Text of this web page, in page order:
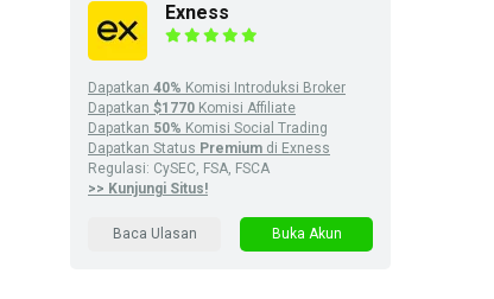
Exness
Dapatkan 40% Komisi Introduksi Broker
Dapatkan $1770 Komisi Affiliate
Dapatkan 50% Komisi Social Trading
Dapatkan Status Premium di Exness
Regulasi: CySEC, FSA, FSCA
>> Kunjungi Situs!
Baca Ulasan Buka Akun